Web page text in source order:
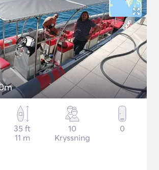
35 ft
11 m
10
Kryssning
0